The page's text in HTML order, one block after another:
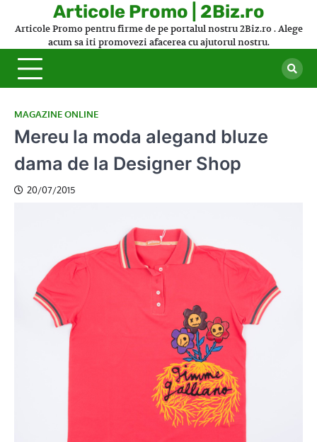
Articole Promo | 2Biz.ro
Articole Promo pentru firme de pe portalul nostru 2Biz.ro . Alege
acum sa iti promovezi afacerea cu ajutorul nostru.
MAGAZINE ONLINE
Mereu la moda alegand bluze
dama de la Designer Shop
20/07/2015